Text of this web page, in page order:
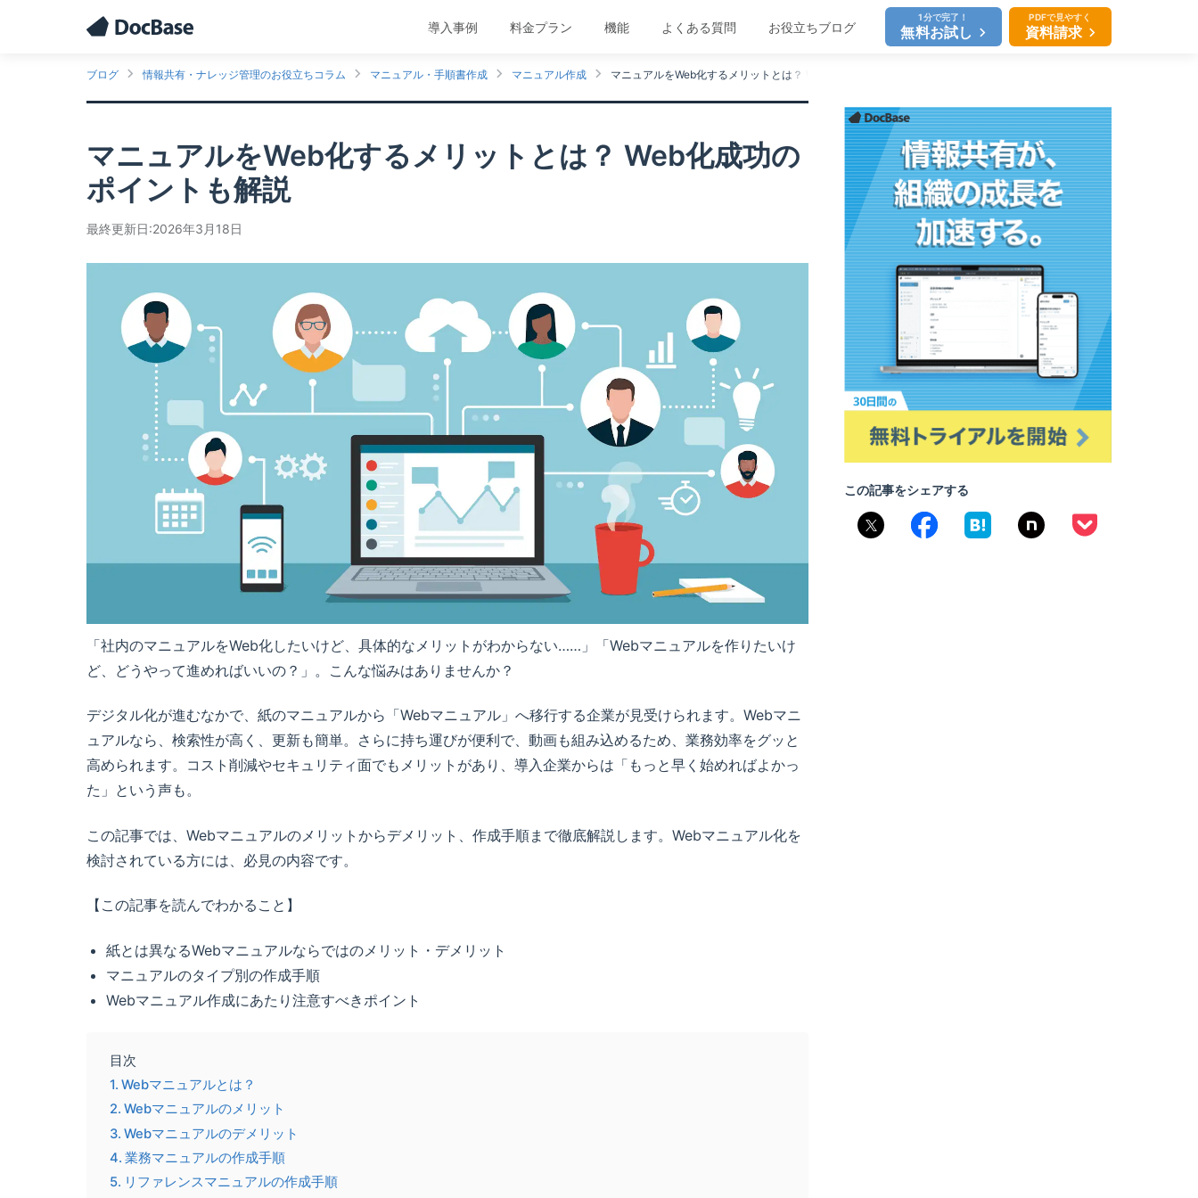
導入事例 料金プラン 機能 よくある質問 お役立ちブログ
1分で完了！
無料お試し
PDFで見やすく
資料請求
ブログ 情報共有・ナレッジ管理のお役立ちコラム マニュアル・手順書作成 マニュアル作成 マニュアルをWeb化するメリットとは？ Web化成功のポイントも解説
マニュアルをWeb化するメリットとは？ Web化成功の
ポイントも解説
最終更新日:2026年3月18日
「社内のマニュアルをWeb化したいけど、具体的なメリットがわからない……」「Webマニュアルを作りたいけ
ど、どうやって進めればいいの？」。こんな悩みはありませんか？
デジタル化が進むなかで、紙のマニュアルから「Webマニュアル」へ移行する企業が見受けられます。Webマニ
ュアルなら、検索性が高く、更新も簡単。さらに持ち運びが便利で、動画も組み込めるため、業務効率をグッと
高められます。コスト削減やセキュリティ面でもメリットがあり、導入企業からは「もっと早く始めればよかっ
た」という声も。
この記事では、Webマニュアルのメリットからデメリット、作成手順まで徹底解説します。Webマニュアル化を
検討されている方には、必見の内容です。
【この記事を読んでわかること】
紙とは異なるWebマニュアルならではのメリット・デメリット
マニュアルのタイプ別の作成手順
Webマニュアル作成にあたり注意すべきポイント
目次
Webマニュアルとは？
Webマニュアルのメリット
Webマニュアルのデメリット
業務マニュアルの作成手順
リファレンスマニュアルの作成手順
この記事をシェアする